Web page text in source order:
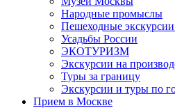
Народные промыслы
Пешеходные
Усадьбы России
ЭКОТУРИЗМ
Экскурсии на
Туры за границу
Экскурсии и туры по
Прием в Москве